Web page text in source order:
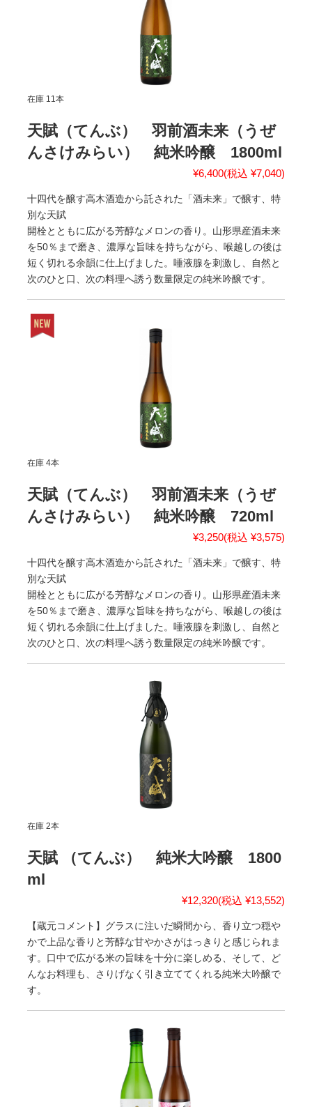
在庫 11本
天賦（てんぶ） 羽前酒未来（うぜ
んさけみらい） 純米吟醸 1800ml
¥6,400(税込 ¥7,040)
十四代を醸す高木酒造から託された「酒未来」で醸す、特
別な天賦
開栓とともに広がる芳醇なメロンの香り。山形県産酒未来
を50％まで磨き、濃厚な旨味を持ちながら、喉越しの後は
短く切れる余韻に仕上げました。唾液腺を刺激し、自然と
次のひと口、次の料理へ誘う数量限定の純米吟醸です。
在庫 4本
天賦（てんぶ） 羽前酒未来（うぜ
んさけみらい） 純米吟醸 720ml
¥3,250(税込 ¥3,575)
十四代を醸す高木酒造から託された「酒未来」で醸す、特
別な天賦
開栓とともに広がる芳醇なメロンの香り。山形県産酒未来
を50％まで磨き、濃厚な旨味を持ちながら、喉越しの後は
短く切れる余韻に仕上げました。唾液腺を刺激し、自然と
次のひと口、次の料理へ誘う数量限定の純米吟醸です。
在庫 2本
天賦 （てんぶ） 純米大吟醸 1800
ml
¥12,320(税込 ¥13,552)
【蔵元コメント】グラスに注いだ瞬間から、香り立つ穏や
かで上品な香りと芳醇な甘やかさがはっきりと感じられま
す。口中で広がる米の旨味を十分に楽しめる、そして、ど
んなお料理も、さりげなく引き立ててくれる純米大吟醸で
す。